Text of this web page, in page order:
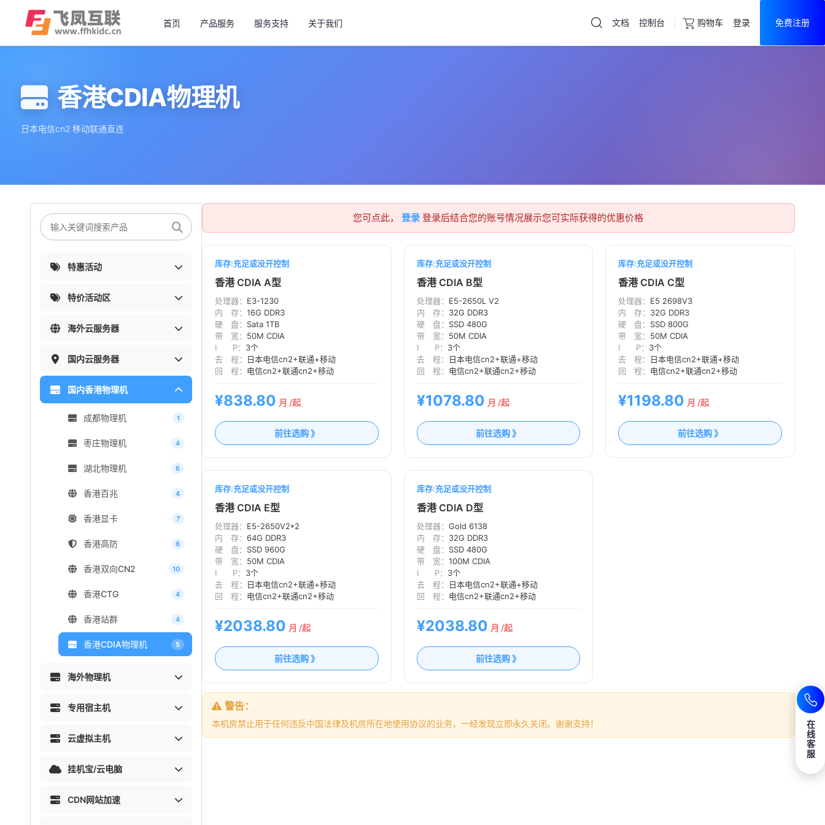
首页 产品服务 服务支持 关于我们 文档 控制台 购物车 登录 免费注册
香港CDIA物理机
日本电信cn2 移动联通直连
特惠活动
特价活动区
海外云服务器
国内云服务器
国内香港物理机
成都物理机 1
枣庄物理机 4
湖北物理机 6
香港百兆 4
香港显卡 7
香港高防 6
香港双向CN2 10
香港CTG 4
香港站群 4
香港CDIA物理机 5
海外物理机
专用宿主机
云虚拟主机
挂机宝/云电脑
CDN网站加速
您可点此， 登录登录后结合您的账号情况展示您可实际获得的优惠价格
库存:充足或没开控制
香港 CDIA A型
处理器： E3-1230
内 存： 16G DDR3
硬 盘： Sata 1TB
带 宽： 50M CDIA
I P： 3个
去 程：
日本电信cn2+联通+移动
回 程： 电信cn2+联通cn2+移动
¥838.80 月 /起
前往选购 》
库存:充足或没开控制
香港 CDIA B型
处理器： E5-2650L V2
内 存： 32G DDR3
硬 盘： SSD 480G
带 宽： 50M CDIA
I P： 3个
去 程：
日本电信cn2+联通+移动
回 程： 电信cn2+联通cn2+移动
¥1078.80 月 /起
前往选购 》
库存:充足或没开控制
香港 CDIA C型
处理器： E5 2698V3
内 存： 32G DDR3
硬 盘： SSD 800G
带 宽： 50M CDIA
I P： 3个
去 程： 日本电信cn2+联通+移动
回 程： 电信cn2+联通cn2+移动
¥1198.80 月 /起
前往选购 》
库存:充足或没开控制
香港 CDIA E型
处理器： E5-2650V2*2
内 存： 64G DDR3
硬 盘： SSD 960G
带 宽： 50M CDIA
I P： 3个
去 程：
日本电信cn2+联通+移动
回 程： 电信cn2+联通cn2+移动
¥2038.80 月 /起
前往选购 》
库存:充足或没开控制
香港 CDIA D型
处理器： Gold 6138
内 存： 32G DDR3
硬 盘： SSD 480G
带 宽： 100M CDIA
I P： 3个
去 程：
日本电信cn2+联通+移动
回 程： 电信cn2+联通cn2+移动
¥2038.80 月 /起
前往选购 》
警告：
本机房禁止用于任何违反中国法律及机房所在地使用协议的业务，一经发现立即永久关闭。谢谢支持！
在
线
客
服